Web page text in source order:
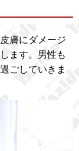
膚にダメージ
ます。男性も
ごしていきま